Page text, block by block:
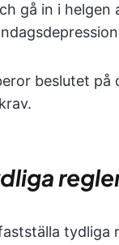
gå in i helgen
beslutet på
tydliga